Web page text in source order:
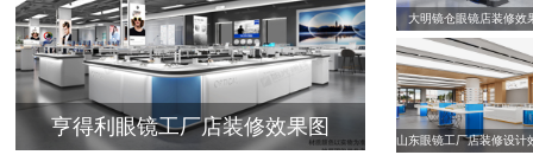
亨得利眼镜工厂店装修效果图
大明镜仓眼镜店装修效
山东眼镜工厂店装修设计